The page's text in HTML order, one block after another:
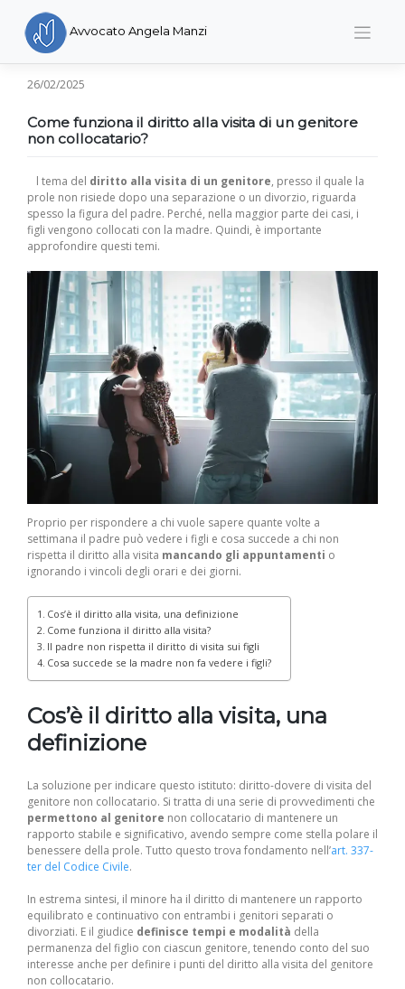
content
Avvocato Angela Manzi
26/02/2025
Come funziona il diritto alla visita di un genitore
non collocatario?
l tema del diritto alla visita di un genitore, presso il quale la
prole non risiede dopo una separazione o un divorzio, riguarda
spesso la figura del padre. Perché, nella maggior parte dei casi, i
figli vengono collocati con la madre. Quindi, è importante
approfondire questi temi.
Proprio per rispondere a chi vuole sapere quante volte a
settimana il padre può vedere i figli e cosa succede a chi non
rispetta il diritto alla visita mancando gli appuntamenti o
ignorando i vincoli degli orari e dei giorni.
Cos’è il diritto alla visita, una definizione
Come funziona il diritto alla visita?
Il padre non rispetta il diritto di visita sui figli
Cosa succede se la madre non fa vedere i figli?
Cos’è il diritto alla visita, una
definizione
La soluzione per indicare questo istituto: diritto-dovere di visita del
genitore non collocatario. Si tratta di una serie di provvedimenti che
permettono al genitore non collocatario di mantenere un
rapporto stabile e significativo, avendo sempre come stella polare il
benessere della prole. Tutto questo trova fondamento nell’art. 337-
ter del Codice Civile.
In estrema sintesi, il minore ha il diritto di mantenere un rapporto
equilibrato e continuativo con entrambi i genitori separati o
divorziati. E il giudice definisce tempi e modalità della
permanenza del figlio con ciascun genitore, tenendo conto del suo
interesse anche per definire i punti del diritto alla visita del genitore
non collocatario.